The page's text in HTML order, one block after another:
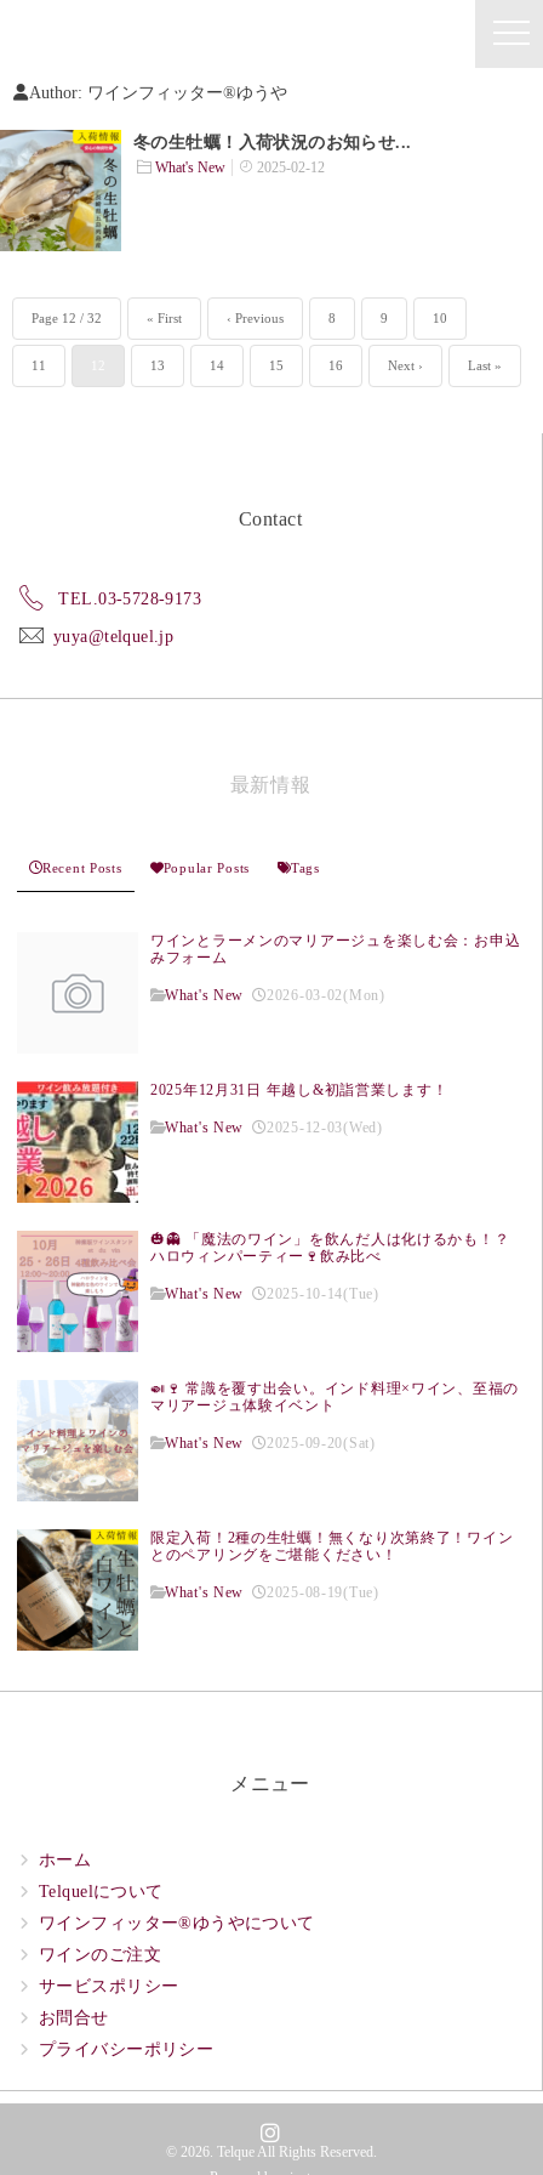
Author: ワインフィッター®︎ゆうや
冬の生牡蠣！入荷状況のお知らせ...
What's New 2025-02-12
Page 12 / 32 « First ‹ Previous 8 9 10
11 13 14 15 16 Next › Last »
Contact
TEL.03-5728-9173
yuya@telquel.jp
最新情報
Recent Posts Popular Posts Tags
ワインとラーメンのマリアージュを楽しむ会：お申込
みフォーム
What's New 2026-03-02(Mon)
2025年12月31日 年越し&初詣営業します！
What's New 2025-12-03(Wed)
🎃👻 「魔法のワイン」を飲んだ人は化けるかも！？
ハロウィンパーティー🍷飲み比べ
What's New 2025-10-14(Tue)
🍛🍷 常識を覆す出会い。インド料理×ワイン、至福の
マリアージュ体験イベント
What's New 2025-09-20(Sat)
限定入荷！2種の生牡蠣！無くなり次第終了！ワイン
とのペアリングをご堪能ください！
What's New 2025-08-19(Tue)
メニュー
ホーム
Telquelについて
ワインフィッター®ゆうやについて
ワインのご注文
サービスポリシー
お問合せ
プライバシーポリシー
© 2026. Telque All Rights Reserved.